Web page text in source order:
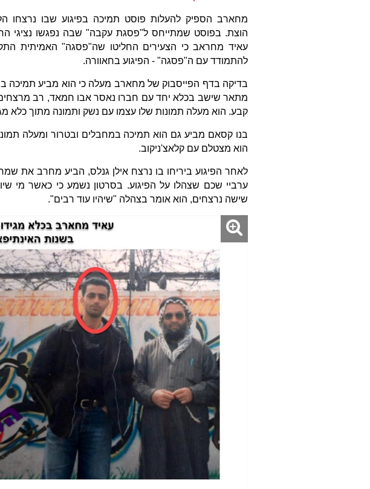
מחארב הספיק להעלות פוסט תמיכה בפיגוע שבו נרצחו
הוצת. בפוסט שמתייחס ל"פסגת עקבה" שבה נפגשו נציגי
עאיד מחראב כי הצעירים החליטו שה"פסגה" האמיתית
להתמודד עם ה"פסגה" - הפיגוע בחאוורה.
בדיקה בדף הפייסבוק של מחארב מעלה כי הוא מביע תמיכה
מתאר שישב בכלא יחד עם חברו נאסר אבו חמאד, רב מרצחים
קבע. הוא מעלה תמונות שלו עצמו עם נשק ותמונה מתוך כלא
בנו קסאם מביע גם הוא תמיכה במחבלים ובטרור ומעלה
הוא מצטלם עם קלאצ'ניקוב.
לאחר הפיגוע ביריחו בו נרצח אילן גנלס, הביע מחרב את
ערביי שכם שצהלו על הפיגוע. בסרטון נשמע כי כאשר מי
שישה נרצחים, הוא אומר בצהלה "שיהיו עוד רבים".